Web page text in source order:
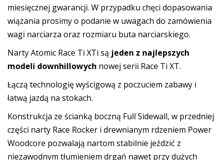
miesięcznej gwarancji. W przypadku chęci dopasowania
wiązania prosimy o podanie w uwagach do zamówienia
wagi narciarza oraz rozmiaru buta narciarskiego.
Narty Atomic Race Ti XTi są jeden z najlepszych
modeli downhillowych nowej serii Race Ti XT.
Łączą technologię wyścigową z poczuciem zabawy i
łatwą jazdą na stokach.
Konstrukcja ze ścianką boczną Full Sidewall, w przedniej
części narty Race Rocker i drewnianym rdzeniem Power
Woodcore pozwalają nartom stabilnie jeździć z
niezawodnym tłumieniem drgań nawet przy dużych